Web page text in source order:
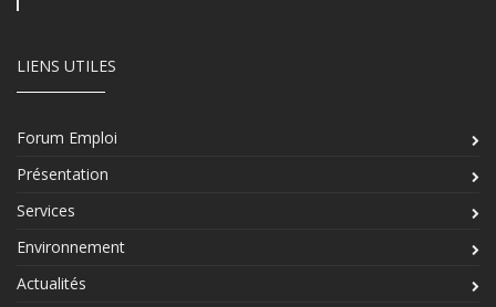
LIENS UTILES
Forum Emploi
Présentation
Services
Environnement
Actualités